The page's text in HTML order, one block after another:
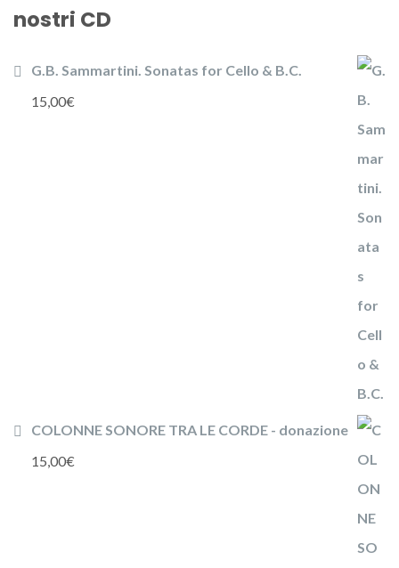
nostri CD
G.B. Sammartini. Sonatas for Cello & B.C.
15,00€
COLONNE SONORE TRA LE CORDE - donazione
15,00€